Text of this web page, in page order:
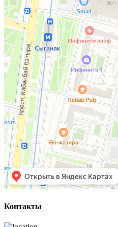
Контакты